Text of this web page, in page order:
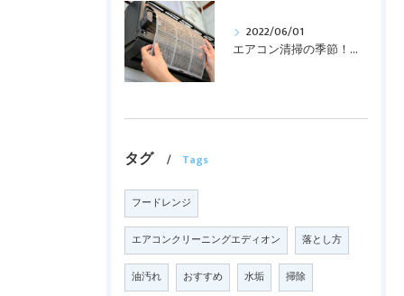
2022/06/01
エアコン清掃の季節！！！
タグ Tags
フードレンジ
エアコンクリーニングエディオン 落とし方
油汚れ おすすめ 水垢 掃除